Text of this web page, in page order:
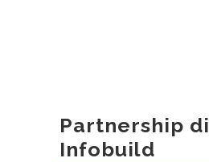
Partnership di
Infobuild